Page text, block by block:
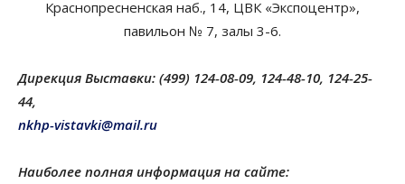
Краснопресненская наб., 14, ЦВК «Экспоцентр»,
павильон № 7, залы 3-6.
Дирекция Выставки: (499) 124-08-09, 124-48-10, 124-25-
44,
nkhp-vistavki@mail.ru
Наиболее полная информация на сайте: